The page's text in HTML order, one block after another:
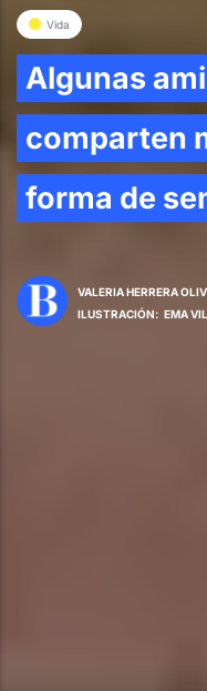
Vida
Algunas
comparten
forma de
VALERIA HERRERA
ILUSTRACIÓN: EMA